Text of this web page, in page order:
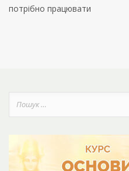
потрібно працювати